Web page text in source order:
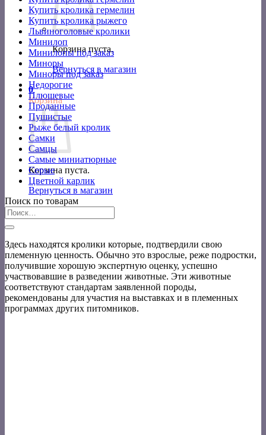
Корзина пуста.
Вернуться в магазин
0
Корзина
Корзина пуста.
Вернуться в магазин
Купить кролика гермелин
Купить кролика рыжего
Львиноголовые кролики
Минилоп
Минилопы под заказ
Миноры
Миноры под заказ
Недорогие
Плюшевые
Проданные
Пушистые
Рыже белый кролик
Самки
Самцы
Самые миниатюрные
Серые
Цветной карлик
Поиск по товарам
Искать:
Здесь находятся кролики которые, подтвердили свою
племенную ценность. Обычно это взрослые, реже подростки,
получившие хорошую экспертную оценку, успешно
участвовавшие в разведении животные. Эти животные
соответствуют стандартам заявленной породы,
рекомендованы для участия на выставках и в племенных
программах других питомников.